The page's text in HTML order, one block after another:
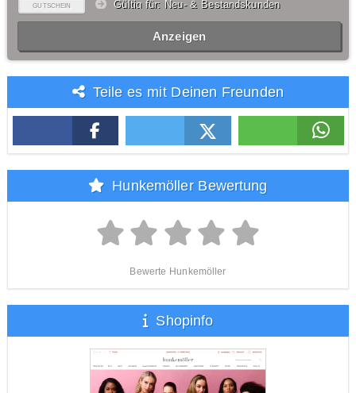
GUTSCHEIN
Gültig für: Neu- & Bestandskunden
Anzeigen
Teile es mit Deinen Freunden
Hunkemöller Bewertung
Bewerte Hunkemöller
Shopinfo